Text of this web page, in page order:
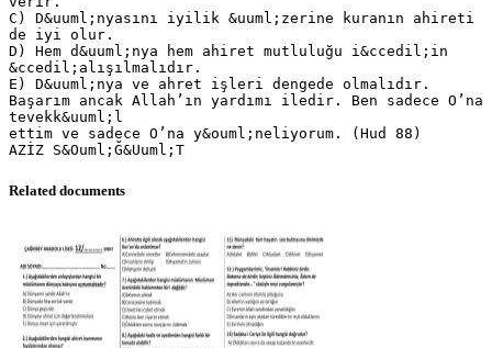
C) D&uuml;nyasını iyilik &uuml;zerine kuranın ahireti
de iyi olur.
D) Hem d&uuml;nya hem ahiret mutluluğu i&ccedil;in
&ccedil;alışılmalıdır.
E) D&uuml;nya ve ahret işleri dengede olmalıdır.
Başarım ancak Allah’ın yardımı iledir. Ben sadece O’na
tevekk&uuml;l
ettim ve sadece O’na y&ouml;neliyorum. (Hud 88)
Related documents